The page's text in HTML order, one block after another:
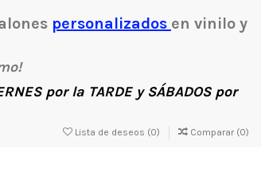
personalizados en vinilo y
por la TARDEy SÁBADOSpor
Lista de deseos (0) Comparar (0)